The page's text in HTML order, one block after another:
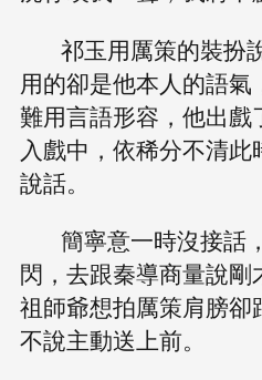
祁玉用厲策的裝扮
用的卻是他本人的語
難用言語形容，他出
入戲中，依稀分不清
說話。
簡寧意一時沒接話
閃，去跟秦導商量說
祖師爺想拍厲策肩膀
不說主動送上前。